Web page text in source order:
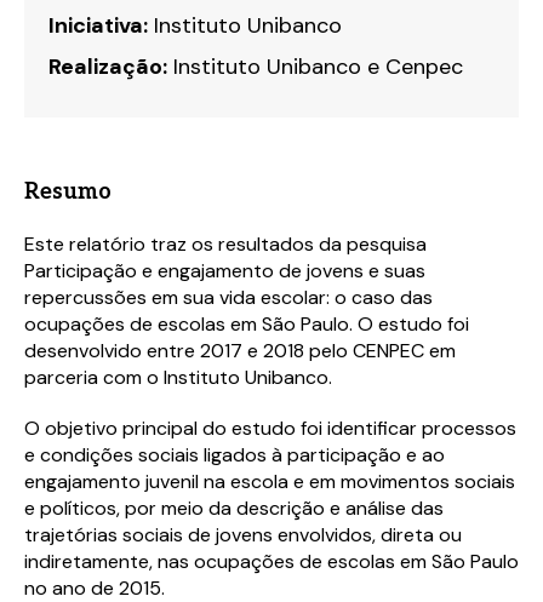
Iniciativa: Instituto Unibanco
Realização: Instituto Unibanco e Cenpec
Resumo
Este relatório traz os resultados da pesquisa
Participação e engajamento de jovens e suas
repercussões em sua vida escolar: o caso das
ocupações de escolas em São Paulo. O estudo foi
desenvolvido entre 2017 e 2018 pelo CENPEC em
parceria com o Instituto Unibanco.
O objetivo principal do estudo foi identificar processos
e condições sociais ligados à participação e ao
engajamento juvenil na escola e em movimentos sociais
e políticos, por meio da descrição e análise das
trajetórias sociais de jovens envolvidos, direta ou
indiretamente, nas ocupações de escolas em São Paulo
no ano de 2015.